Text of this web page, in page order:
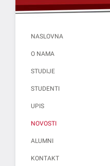
NASLOVNA
O NAMA
STUDIJE
STUDENTI
UPIS
NOVOSTI
ALUMNI
KONTAKT